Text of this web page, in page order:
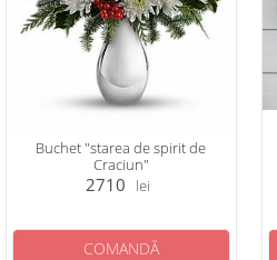
Buchet "starea de spirit de
Craciun"
2710 lei
COMANDĂ